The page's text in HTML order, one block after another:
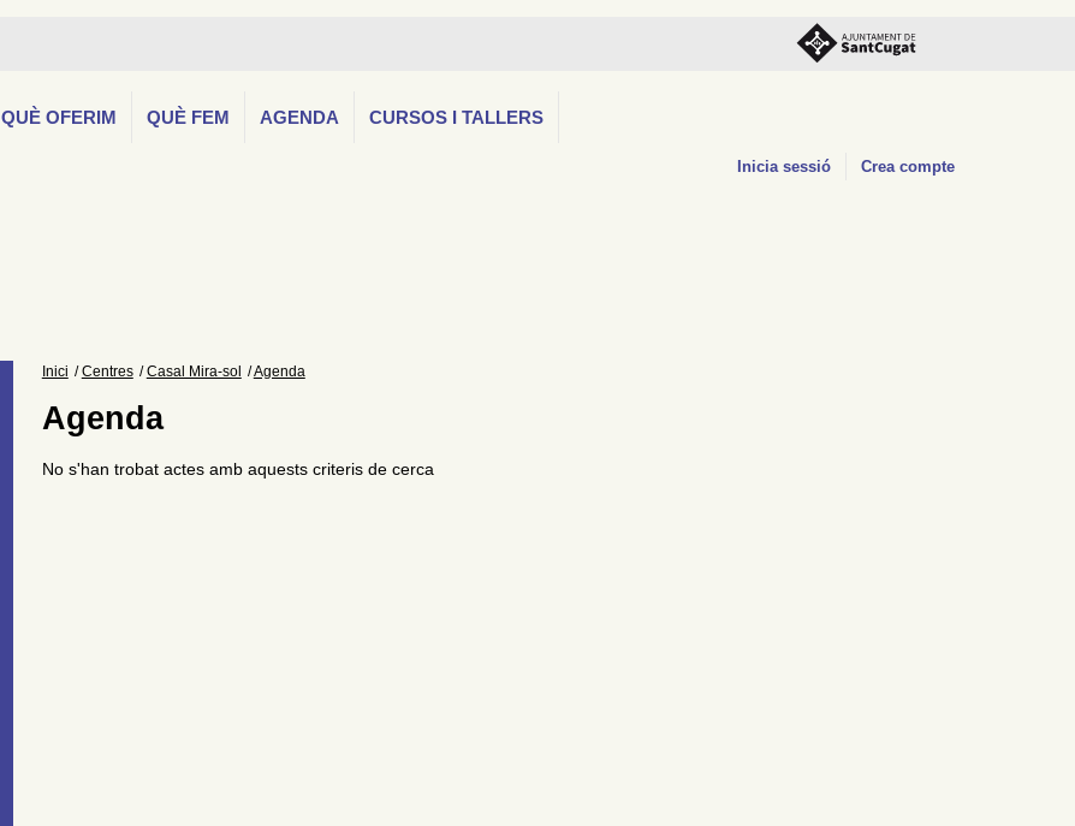
QUÈ OFERIM QUÈ FEM AGENDA CURSOS I TALLERS
Inicia sessió Crea compte
Inici Centres Casal Mira-sol Agenda
Agenda
No s'han trobat actes amb aquests criteris de cerca